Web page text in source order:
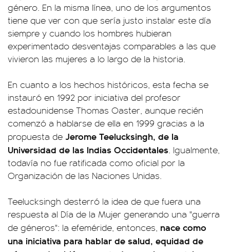
género. En la misma línea, uno de los argumentos
tiene que ver con que sería justo instalar este día
siempre y cuando los hombres hubieran
experimentado desventajas comparables a las que
vivieron las mujeres a lo largo de la historia.
En cuanto a los hechos históricos, esta fecha se
instauró en 1992 por iniciativa del profesor
estadounidense Thomas Oaster, aunque recién
comenzó a hablarse de ella en 1999 gracias a la
propuesta de Jerome Teelucksingh, de la
Universidad de las Indias Occidentales. Igualmente,
todavía no fue ratificada como oficial por la
Organización de las Naciones Unidas.
Teelucksingh desterró la idea de que fuera una
respuesta al Día de la Mujer generando una "guerra
de géneros": la efeméride, entonces, nace como
una iniciativa para hablar de salud, equidad de